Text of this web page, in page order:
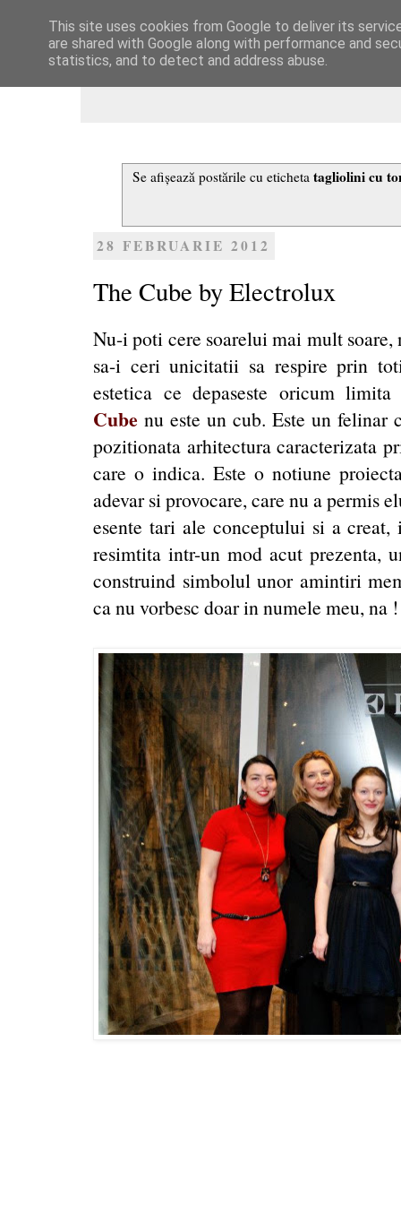
Dulcegarii culinare
Se afișează postările cu etichetatagliolini cu
28 FEBRUARIE 2012
The Cube by Electrolux
Nu-i poti cere soarelui mai mult
sa-i ceri unicitatii sa respire prin
estetica ce depaseste oricum
Cube nu este un cub. Este un felinar
pozitionata arhitectura caracterizata
care o indica. Este o notiune
adevar si provocare, care nu a permis
esente tari ale conceptului si a
resimtita intr-un mod acut prezenta,
construind simbolul unor amintiri
ca nu vorbesc doar in numele meu, na !
This site uses cookies from Google to deliver its
are shared with Google along with performance and
statistics, and to detect and address abuse.